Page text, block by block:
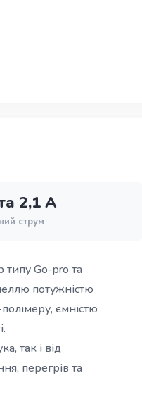
2,1 А
струм
Go-pro та
потужністю
ємністю
так і від
перегрів та